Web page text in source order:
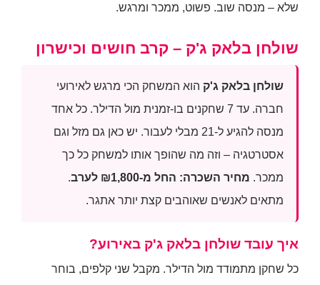
שלא – מנסה שוב. פשוט, ממכר ומרגש.
שולחן בלאק ג'ק – קרב חושים וכישרון
שולחן בלאק ג'ק הוא המשחק הכי מרגש לאירועי
חברה. עד 7 שחקנים בו-זמנית מול הדילר. כל אחד
מנסה להגיע ל-21 מבלי לעבור. יש כאן גם מזל וגם
אסטרטגיה – וזה מה שהופך אותו למשחק כל כך
ממכר. מחיר השכרה: החל מ-₪1,800 לערב
.
מתאים לאנשים שאוהבים קצת יותר אתגר.
איך עובד שולחן בלאק ג'ק באירוע?
כל שחקן מתמודד מול הדילר. מקבל שני קלפים, בוחר